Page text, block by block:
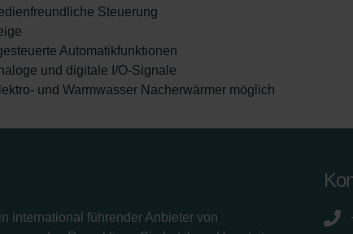
Steuerung
Automatikfunktionen
und digitale I/O-Signale
und Warmwasser Nacherwärmer möglich
international führender Anbieter von